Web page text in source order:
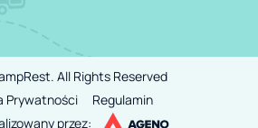
All Rights Reserved
Prywatności
Regulamin
przez: